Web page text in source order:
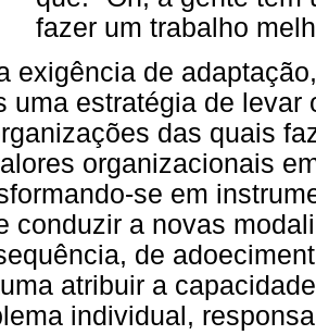
fazer um trabalho
exigência de
uma estratégia de
das quais
organizacionais
se em
conduzir a novas
de
atribuir a
individual,